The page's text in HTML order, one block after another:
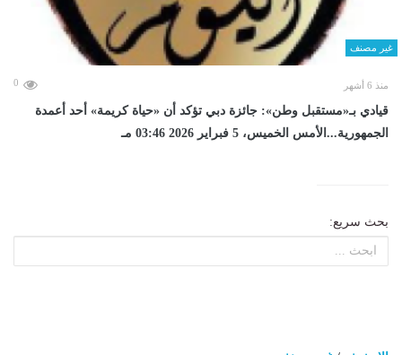
غير مصنف
منذ 6 أشهر 0
قيادي بـ«مستقبل وطن»: جائزة دبي تؤكد أن «حياة كريمة» أحد أعمدة
الجمهورية...الأمس الخميس، 5 فبراير 2026 03:46 مـ
بحث سريع: